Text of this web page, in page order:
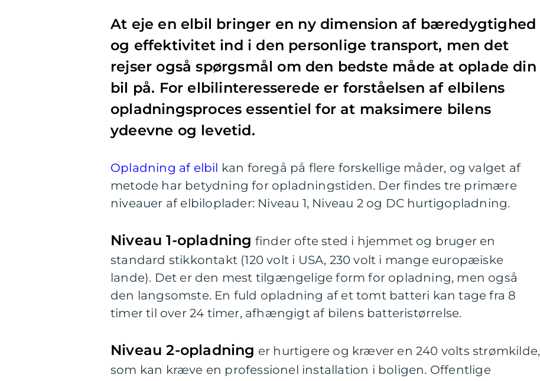
At eje en elbil bringer en ny dimension af bæredygtighed
og effektivitet ind i den personlige transport, men det
rejser også spørgsmål om den bedste måde at oplade din
bil på. For elbilinteresserede er forståelsen af elbilens
opladningsproces essentiel for at maksimere bilens
ydeevne og levetid.
Opladning af elbil kan foregå på flere forskellige måder, og valget af
metode har betydning for opladningstiden. Der findes tre primære
niveauer af elbiloplader: Niveau 1, Niveau 2 og DC hurtigopladning.
Niveau 1-opladning finder ofte sted i hjemmet og bruger en
standard stikkontakt (120 volt i USA, 230 volt i mange europæiske
lande). Det er den mest tilgængelige form for opladning, men også
den langsomste. En fuld opladning af et tomt batteri kan tage fra 8
timer til over 24 timer, afhængigt af bilens batteristørrelse.
Niveau 2-opladning er hurtigere og kræver en 240 volts strømkilde,
som kan kræve en professionel installation i boligen. Offentlige